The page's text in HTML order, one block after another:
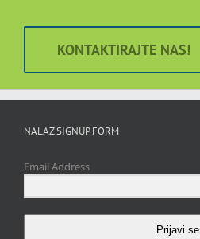
KONTAKTIRAJTE NAS!
NALAZ SIGNUP FORM
Email Address
Prijavi se